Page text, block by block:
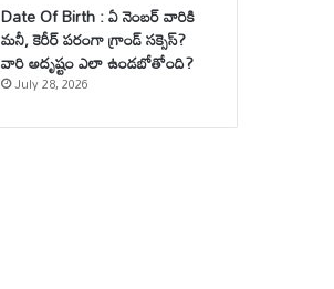
Date Of Birth : ఏ నెంబర్ వారికి
మనీ, కెరీర్ పరంగా గ్రాండ్ సక్సెస్?
వారి అదృష్టం ఎలా ఉండబోతోంది?
July 28, 2026